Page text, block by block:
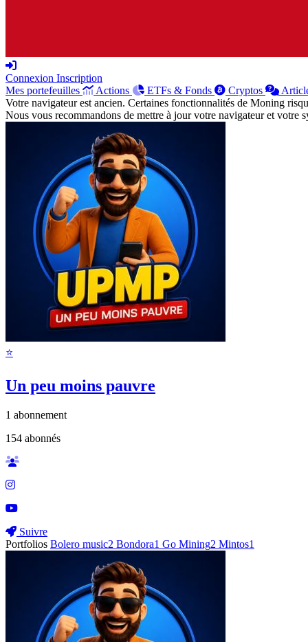
Connexion Inscription
Mes portefeuilles
Actions ETFs & Fonds Cryptos
Votre navigateur est ancien. Certaines fonctionnalités de Moning
Nous vous recommandons de mettre à jour votre navigateur et votre
⭐️
Un peu moins pauvre
1 abonnement
154 abonnés
Suivre
Portfolios Bolero music2 Bondora1 Go Mining2 Mintos1